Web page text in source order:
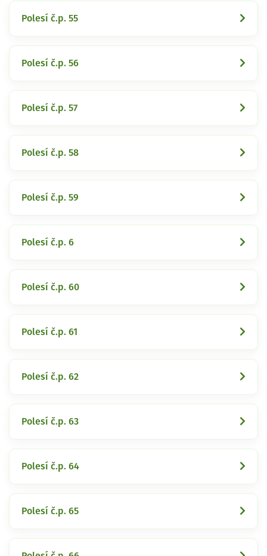
Polesí č.p. 55
Polesí č.p. 56
Polesí č.p. 57
Polesí č.p. 58
Polesí č.p. 59
Polesí č.p. 6
Polesí č.p. 60
Polesí č.p. 61
Polesí č.p. 62
Polesí č.p. 63
Polesí č.p. 64
Polesí č.p. 65